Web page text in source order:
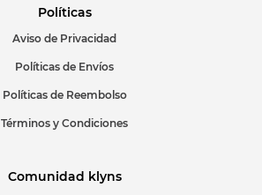
Políticas
Aviso de Privacidad
Políticas de Envíos
Políticas de Reembolso
Términos y Condiciones
Comunidad klyns